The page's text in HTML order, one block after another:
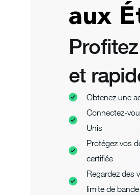
aux
et
Obtenez une
Connectez-
Unis
Protégez vos
certifiée
Regardez des
limite de